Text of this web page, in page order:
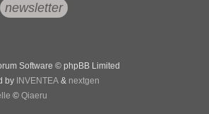
newsletter
Software © phpBB Limited
by INVENTEA & nextgen
© Qiaeru